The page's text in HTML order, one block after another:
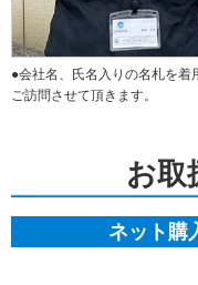
●会社名、氏名入りの名札を着
ご訪問させて頂きます。
お取
ネット購